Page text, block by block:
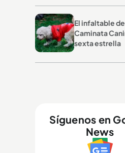
El infaltable
Caminata
sexta estrella
Síguenos en
News